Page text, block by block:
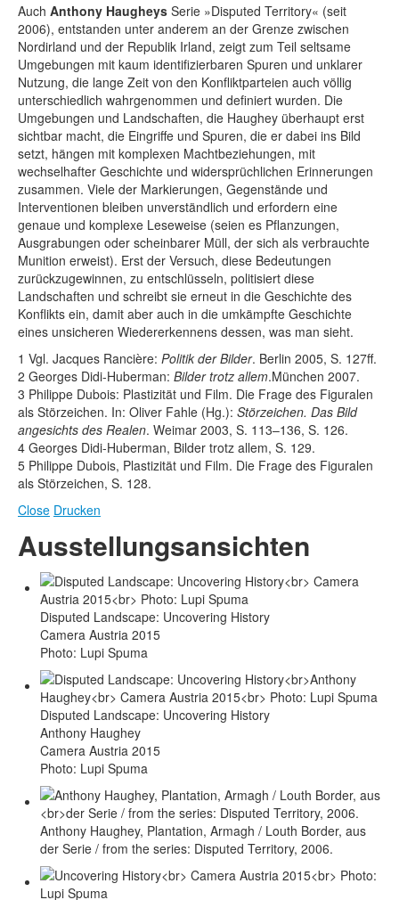
Auch Anthony Haugheys Serie »Disputed Territory« (seit
2006), entstanden unter anderem an der Grenze zwischen
Nordirland und der Republik Irland, zeigt zum Teil seltsame
Umgebungen mit kaum identifizierbaren Spuren und unklarer
Nutzung, die lange Zeit von den Konfliktparteien auch völlig
unterschiedlich wahrgenommen und definiert wurden. Die
Umgebungen und Landschaften, die Haughey überhaupt erst
sichtbar macht, die Eingriffe und Spuren, die er dabei ins Bild
setzt, hängen mit komplexen Machtbeziehungen, mit
wechselhafter Geschichte und widersprüchlichen Erinnerungen
zusammen. Viele der Markierungen, Gegenstände und
Interventionen bleiben unverständlich und erfordern eine
genaue und komplexe Leseweise (seien es Pflanzungen,
Ausgrabungen oder scheinbarer Müll, der sich als verbrauchte
Munition erweist). Erst der Versuch, diese Bedeutungen
zurückzugewinnen, zu entschlüsseln, politisiert diese
Landschaften und schreibt sie erneut in die Geschichte des
Konflikts ein, damit aber auch in die umkämpfte Geschichte
eines unsicheren Wiedererkennens dessen, was man sieht.
1 Vgl. Jacques Rancière: Politik der Bilder. Berlin 2005, S. 127ff.
2 Georges Didi-Huberman: Bilder trotz allem.München 2007.
3 Philippe Dubois: Plastizität und Film. Die Frage des Figuralen
als Störzeichen. In: Oliver Fahle (Hg.): Störzeichen. Das Bild
angesichts des Realen. Weimar 2003, S. 113–136, S. 126.
4 Georges Didi-Huberman, Bilder trotz allem, S. 129.
5 Philippe Dubois, Plastizität und Film. Die Frage des Figuralen
als Störzeichen, S. 128.
Close Drucken
Ausstellungsansichten
Disputed Landscape: Uncovering History
Camera Austria 2015
Photo: Lupi Spuma
Disputed Landscape: Uncovering History
Anthony Haughey
Camera Austria 2015
Photo: Lupi Spuma
Anthony Haughey, Plantation, Armagh / Louth Border, aus
der Serie / from the series: Disputed Territory, 2006.